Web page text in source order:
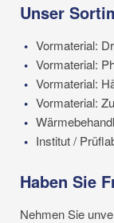
Unser
Vormaterial:
Vormaterial:
Vormaterial:
Vormaterial:
Institut /
Haben Sie
Nehmen Sie